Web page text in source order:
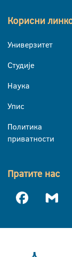
Корисни
Универзитет
Студије
Наука
Упис
Политика
приватности
Пратите нас